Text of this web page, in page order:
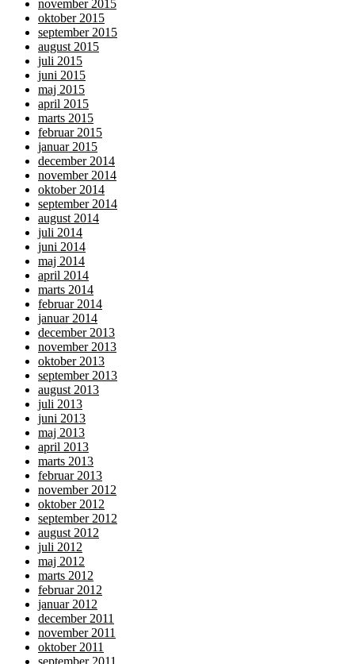
november 2015
oktober 2015
september 2015
august 2015
juli 2015
juni 2015
maj 2015
april 2015
marts 2015
februar 2015
januar 2015
december 2014
november 2014
oktober 2014
september 2014
august 2014
juli 2014
juni 2014
maj 2014
april 2014
marts 2014
februar 2014
januar 2014
december 2013
november 2013
oktober 2013
september 2013
august 2013
juli 2013
juni 2013
maj 2013
april 2013
marts 2013
februar 2013
november 2012
oktober 2012
september 2012
august 2012
juli 2012
maj 2012
marts 2012
februar 2012
januar 2012
december 2011
november 2011
oktober 2011
september 2011